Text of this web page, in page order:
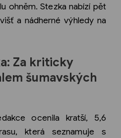
ohněm. Stezka nabízí pět
a nádherné výhledy na
Za kriticky
šumavských
ocenila kratší, 5,6
která seznamuje s